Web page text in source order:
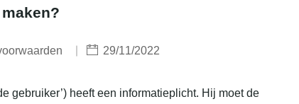
29/11/2022
gebruiker’) heeft een informatieplicht. Hij moet de